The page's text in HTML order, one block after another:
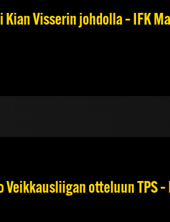
Kian Visserin johdolla – IFK
Veikkausliigan otteluun TPS